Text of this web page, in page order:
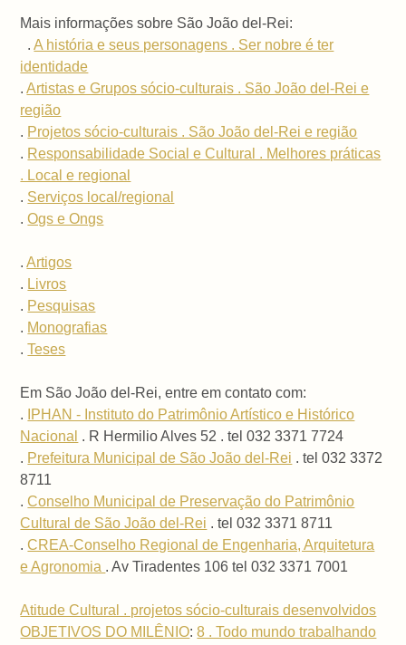
Mais informações sobre São João del-Rei:
.A história e seus personagens . Ser nobre é ter
identidade
.Artistas e Grupos sócio-culturais . São João del-Rei e
região
. Projetos sócio-culturais . São João del-Rei e região
. Responsabilidade Social e Cultural . Melhores práticas
. Local e regional
. Serviços local/regional
.Ogs e Ongs
.Artigos
. Livros
. Pesquisas
. Monografias
.Teses
Em São João del-Rei, entre em contato com:
.
IPHAN - Instituto do Patrimônio Artístico e Histórico
Nacional . R Hermilio Alves 52 . tel 032 3371 7724
. Prefeitura Municipal de São João del-Rei . tel 032 3372
8711
.Conselho Municipal de Preservação do Patrimônio
Cultural de São João del-Rei . tel 032 3371 8711
.CREA-Conselho Regional de Engenharia, Arquitetura
e Agronomia . Av Tiradentes 106 tel 032 3371 7001
Atitude Cultural . projetos sócio-culturais desenvolvidos
OBJETIVOS DO MILÊNIO:8 . Todo mundo trabalhando